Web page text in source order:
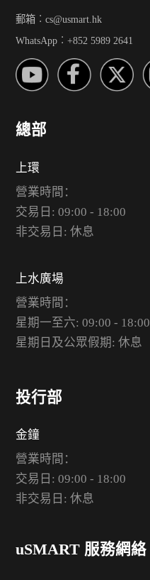
郵箱︰cs@usmart.hk
WhatsApp︰+852 5989 2641
總部
上環
營業時間：
交易日: 09:00 - 18:00
非交易日: 休息
上水廣場
營業時間：
星期一至六: 09:00 - 18:00
星期日及公眾假期: 休息
投行部
金鐘
營業時間：
交易日: 09:00 - 18:00
非交易日: 休息
uSMART 服務網絡